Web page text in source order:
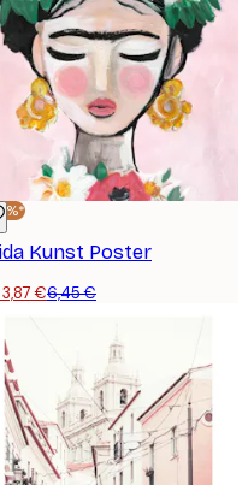
Kunst Poster
€6,45 €